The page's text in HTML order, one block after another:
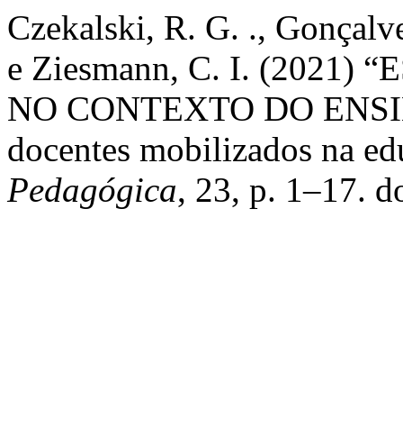
Czekalski, R. G. .,
e Ziesmann, C. I. (2021)
NO CONTEXTO DO
docentes mobilizados na
Pedagógica, 23, p. 1–17.